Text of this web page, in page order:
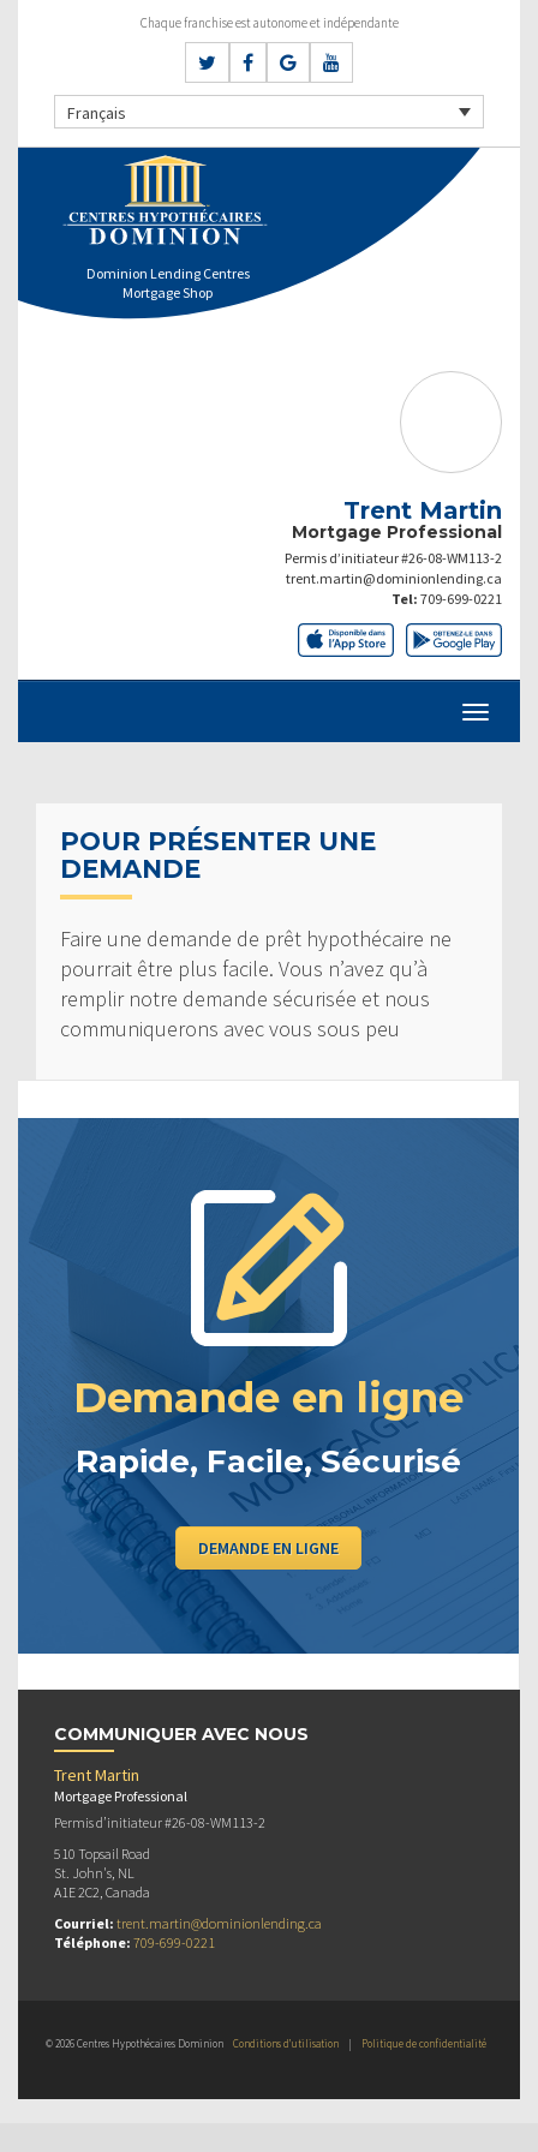
Chaque franchise est autonome et indépendante
Français
Dominion Lending Centres
Mortgage Shop
Trent Martin
Mortgage Professional
Permis d’initiateur #26-08-WM113-2
trent.martin@dominionlending.ca
Tel: 709-699-0221
POUR PRÉSENTER UNE
DEMANDE
Faire une demande de prêt hypothécaire ne
pourrait être plus facile. Vous n’avez qu’à
remplir notre demande sécurisée et nous
communiquerons avec vous sous peu
Demande en ligne
Rapide, Facile, Sécurisé
DEMANDE EN LIGNE
COMMUNIQUER AVEC NOUS
Trent Martin
Mortgage Professional
Permis d’initiateur #26-08-WM113-2
510 Topsail Road
St. John's, NL
A1E 2C2, Canada
Courriel: trent.martin@dominionlending.ca
Téléphone: 709-699-0221
© 2026 Centres Hypothécaires Dominion Conditions d’utilisation | Politique de confidentialité